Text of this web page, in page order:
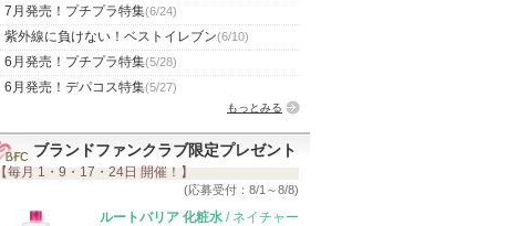
7月発売！プチプラ特集(6/24)
紫外線に負けない！ベストイレブン(6/10)
6月発売！プチプラ特集(5/28)
6月発売！デパコス特集(5/27)
もっとみる
ブランドファンクラブ限定プレゼント
【毎月 1・9・17・24日 開催！】
(応募受付：8/1～8/8)
ルートバリア 化粧水 / ネイチャー